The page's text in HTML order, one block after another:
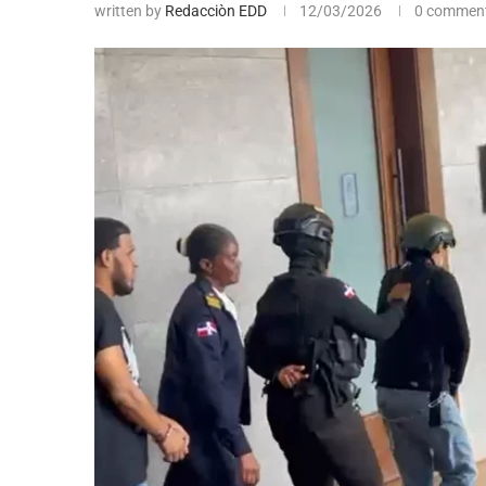
written by Redacciòn EDD 12/03/2026 0